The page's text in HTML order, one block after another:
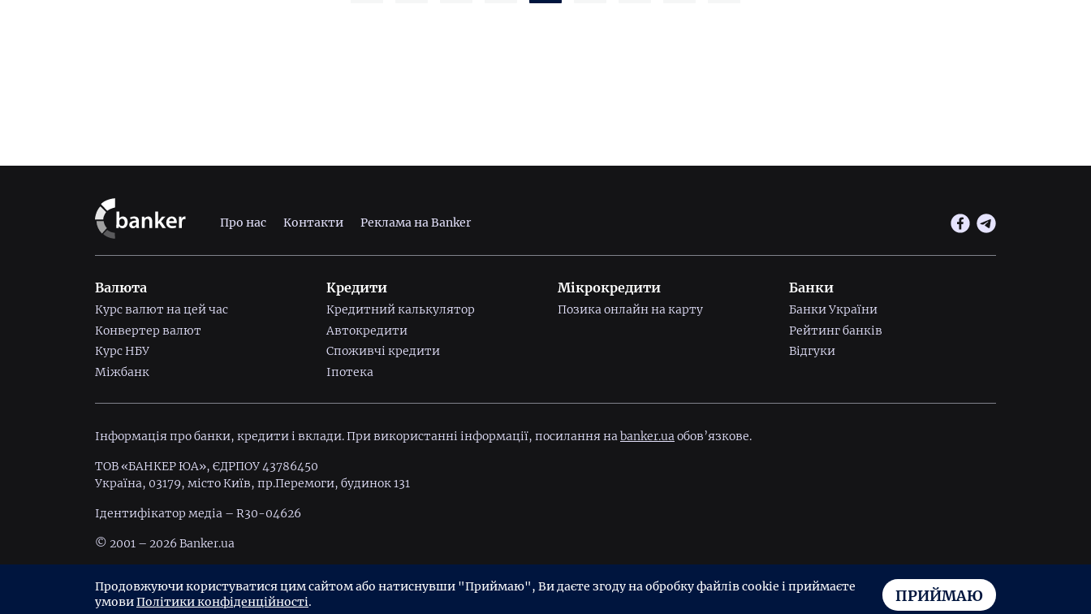
Про нас Контакти Реклама на Banker
Валюта
Курс валют на цей час
Конвертер валют
Курс НБУ
Міжбанк
Кредити
Кредитний калькулятор
Автокредити
Споживчі кредити
Іпотека
Мікрокредити
Позика онлайн на карту
Банки
Банки України
Рейтинг банків
Відгуки
Інформація про банки, кредити і вклади. При використанні інформації, посилання на banker.ua обов’язкове.
ТОВ «БАНКЕР ЮА», ЄДРПОУ 43786450
Україна, 03179, місто Київ, пр.Перемоги, будинок 131
Ідентифiкатор медiа – R30-04626
© 2001 – 2026 Banker.ua
Умови використання Політика конфіденційності Угода користувача
ПРИЙМАЮ
Продовжуючи користуватися цим сайтом або натиснувши "Приймаю", Ви даєте згоду на обробку файлів cookie і приймаєте
умовиПолітики конфіденційності.